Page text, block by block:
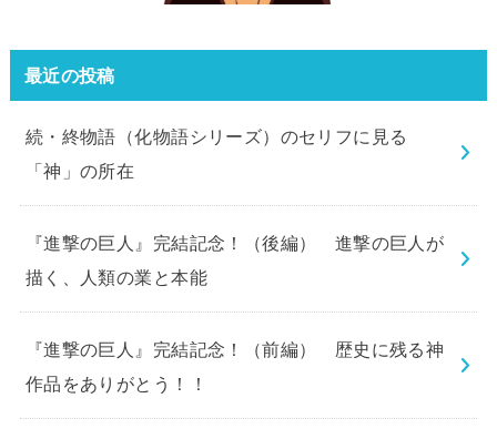
最近の投稿
続・終物語（化物語シリーズ）のセリフに見る
「神」の所在
『進撃の巨人』完結記念！（後編） 進撃の巨人が
描く、人類の業と本能
『進撃の巨人』完結記念！（前編） 歴史に残る神
作品をありがとう！！